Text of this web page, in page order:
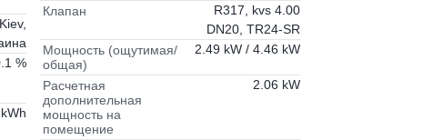
Kiev,
%
Клапан
R317, kvs 4.00
DN20, TR24-SR
Мощность (ощутимая/
общая)
2.49 kW / 4.46 kW
Расчетная
дополнительная
мощность на
помещение
2.06 kW